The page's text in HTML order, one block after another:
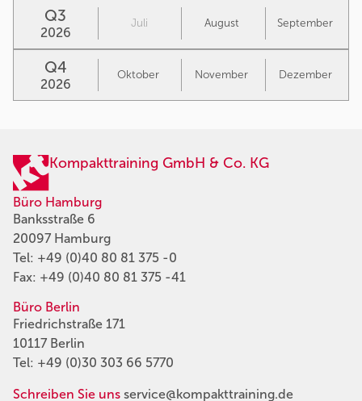
Q3
2026
Juli August September
Q4
2026
Oktober November Dezember
Kompakttraining GmbH & Co. KG
Büro Hamburg
Banksstraße 6
20097 Hamburg
Tel: +49 (0)40 80 81 375 -0
Fax: +49 (0)40 80 81 375 -41
Büro Berlin
Friedrichstraße 171
10117 Berlin
Tel: +49 (0)30 303 66 5770
Schreiben Sie uns service@kompakttraining.de